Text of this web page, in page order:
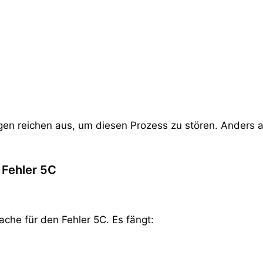
reichen aus, um diesen Prozess zu stören.
5C
für den Fehler 5C. Es fängt: